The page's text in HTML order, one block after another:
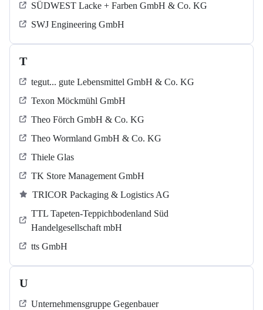
SÜDWEST Lacke + Farben GmbH & Co. KG
SWJ Engineering GmbH
T
tegut... gute Lebensmittel GmbH & Co. KG
Texon Möckmühl GmbH
Theo Förch GmbH & Co. KG
Theo Wormland GmbH & Co. KG
Thiele Glas
TK Store Management GmbH
TRICOR Packaging & Logistics AG
TTL Tapeten-Teppichbodenland Süd
Handelgesellschaft mbH
tts GmbH
U
Unternehmensgruppe Gegenbauer